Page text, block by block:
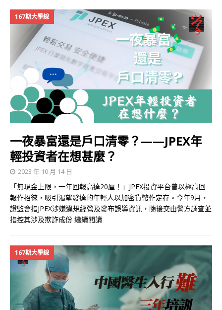
167期大學線
一夜暴富還是戶口清零？——JPEX年
輕投資者在想甚麼？
2023 年 10 月 14 日
「無現金上限，一年回報高達20厘！」JPEX投資平台曾以極高回
報作招徠，吸引渴望發達的年輕人以加密貨幣作定存。今年9月，
證監會指JPEX涉嫌違規經營及發布誤導資訊，隨後交由警方調查並
指控其涉及欺詐成份 繼續閱讀
167期大學線